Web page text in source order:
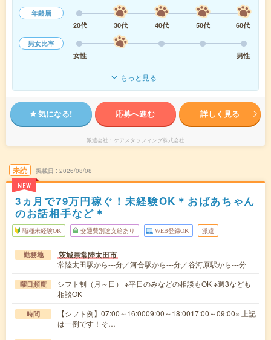
年齢層
20代
30代 40代 50代
60代
男女比率
女性
男性
もっと見る
気になる! 応募へ進む 詳しく見る
派遣会社 ケアスタッフィング株式会社
未読
NEW
掲載日 2026/08/08
3ヵ月で79万円稼ぐ！未経験OK＊おばあちゃん
のお話相手など＊
職種未経験OK 交通費別途支給あり WEB登録OK 派遣
勤務地 茨城県常陸太田市
常陸太田駅から---分／河合駅から---分／谷河原駅から---分
曜日頻度
シフト制（月～日） ※平日のみなどの相談もOK ※週3なども
相談OK
時間
【シフト例】07:00～16:0009:00～18:0017:00～09:00※ 上記
は一例です！そ…